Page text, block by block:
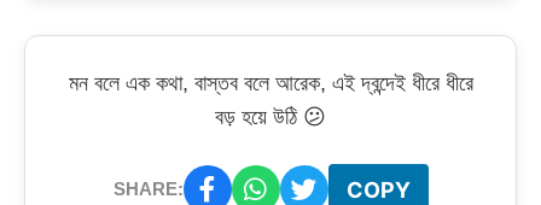
মন বলে এক কথা, বাস্তব বলে আরেক, এই দ্বন্দেই ধীরে ধীরে
বড় হয়ে উঠি 😕
SHARE: COPY